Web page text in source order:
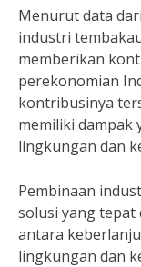
Menurut data
industri
memberikan
perekonomian
kontribusinya
memiliki dampak
lingkungan dan
Pembinaan
solusi yang tepat
antara
lingkungan dan